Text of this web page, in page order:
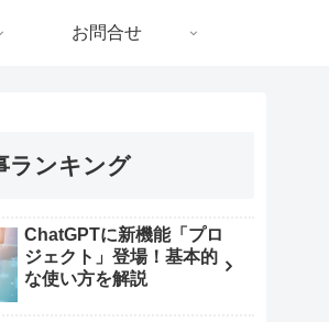
お問合せ
ランキング
ChatGPTに新機能「プロ
ジェクト」登場！基本的
な使い方を解説